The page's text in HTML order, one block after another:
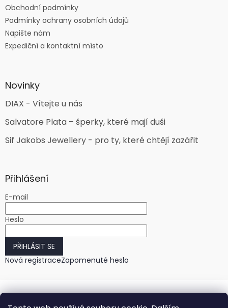
Obchodní podmínky
Podmínky ochrany osobních údajů
Napište nám
Expediční a kontaktní místo
Novinky
DIAX - Vítejte u nás
Salvatore Plata – šperky, které mají duši
Sif Jakobs Jewellery - pro ty, které chtějí zazářit
Přihlášení
E-mail
Heslo
PŘIHLÁSIT SE
Nová registraceZapomenuté heslo